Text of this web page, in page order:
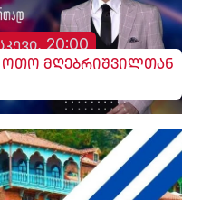
20:00
ოთო მღებრიშვილთან